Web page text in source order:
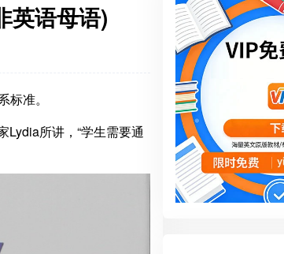
英语母语)
准。
所讲，“学生需要通